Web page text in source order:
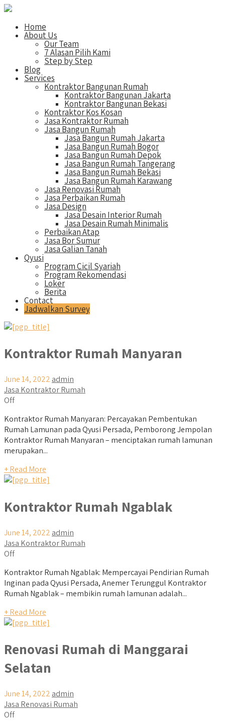
Home
About Us
Our Team
7 Alasan Pilih Kami
Step by Step
Blog
Services
Kontraktor Bangunan Rumah
Kontraktor Bangunan Jakarta
Kontraktor Bangunan Bekasi
Kontraktor Kos Kosan
Jasa Kontraktor Rumah
Jasa Bangun Rumah
Jasa Bangun Rumah Jakarta
Jasa Bangun Rumah Bogor
Jasa Bangun Rumah Depok
Jasa Bangun Rumah Tangerang
Jasa Bangun Rumah Bekasi
Jasa Bangun Rumah Karawang
Jasa Renovasi Rumah
Jasa Perbaikan Rumah
Jasa Design
Jasa Desain Interior Rumah
Jasa Desain Rumah Minimalis
Perbaikan Atap
Jasa Bor Sumur
Jasa Galian Tanah
Qyusi
Program Cicil Syariah
Program Rekomendasi
Loker
Berita
Contact
Jadwalkan Survey
Kontraktor Rumah Manyaran
June 14, 2022 admin
Jasa Kontraktor Rumah
Off
Kontraktor Rumah Manyaran: Percayakan Pembentukan
Rumah Lamunan pada Qyusi Persada, Pemborong Jempolan
Kontraktor Rumah Manyaran – menciptakan rumah lamunan
merupakan...
+ Read More
Kontraktor Rumah Ngablak
June 14, 2022 admin
Jasa Kontraktor Rumah
Off
Kontraktor Rumah Ngablak: Mempercayai Pendirian Rumah
Inginan pada Qyusi Persada, Anemer Terunggul Kontraktor
Rumah Ngablak – membikin rumah lamunan adalah...
+ Read More
Renovasi Rumah di Manggarai
Selatan
June 14, 2022 admin
Jasa Renovasi Rumah
Off